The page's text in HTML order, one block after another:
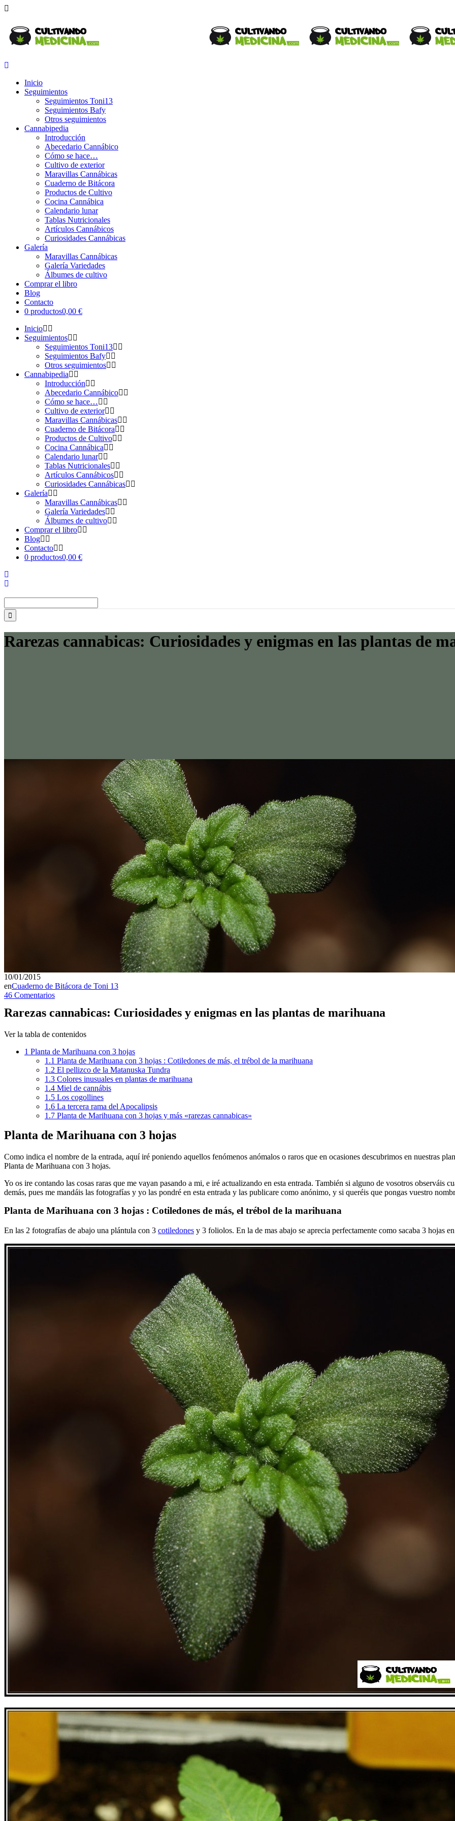
Inicio
Seguimientos
Seguimientos Toni13
Seguimientos Bafy
Otros seguimientos
Cannabipedia
Introducción
Abecedario Cannábico
Cómo se hace…
Cultivo de exterior
Maravillas Cannábicas
Cuaderno de Bitácora
Productos de Cultivo
Cocina Cannábica
Calendario lunar
Tablas Nutricionales
Artículos Cannábicos
Curiosidades Cannábicas
Galería
Maravillas Cannábicas
Galería Variedades
Álbumes de cultivo
Comprar el libro
Blog
Contacto
0 productos0,00 €
Inicio
Seguimientos
Seguimientos Toni13
Seguimientos Bafy
Otros seguimientos
Cannabipedia
Introducción
Abecedario Cannábico
Cómo se hace…
Cultivo de exterior
Maravillas Cannábicas
Cuaderno de Bitácora
Productos de Cultivo
Cocina Cannábica
Calendario lunar
Tablas Nutricionales
Artículos Cannábicos
Curiosidades Cannábicas
Galería
Maravillas Cannábicas
Galería Variedades
Álbumes de cultivo
Comprar el libro
Blog
Contacto
0 productos0,00 €
Rarezas cannabicas: Curiosidades y enigmas en las plantas de
10/01/2015
enCuaderno de Bitácora de Toni 13
46 Comentarios
Rarezas cannabicas: Curiosidades y enigmas en las plantas de marihuana
Ver la tabla de contenidos
1 Planta de Marihuana con 3 hojas
1.1 Planta de Marihuana con 3 hojas : Cotiledones de más, el trébol de la marihuana
1.2 El pellizco de la Matanuska Tundra
1.3 Colores inusuales en plantas de marihuana
1.4 Miel de cannábis
1.5 Los cogollines
1.6 La tercera rama del Apocalipsis
1.7 Planta de Marihuana con 3 hojas y más «rarezas cannabicas»
Planta de Marihuana con 3 hojas
Como indica el nombre de la entrada, aquí iré poniendo aquellos fenómenos anómalos o raros que en ocasiones descubrimos en nuestras
Planta de Marihuana con 3 hojas.
Yo os ire contando las cosas raras que me vayan pasando a mi, e iré actualizando en esta entrada. También si alguno de vosotros observáis
demás, pues me mandáis las fotografías y yo las pondré en esta entrada y las publicare como anónimo, y si queréis que pongas vuestro
Planta de Marihuana con 3 hojas : Cotiledones de más, el trébol de la marihuana
En las 2 fotografías de abajo una plántula con 3 cotiledones y 3 foliolos. En la de mas abajo se aprecia perfectamente como sacaba 3 hojas